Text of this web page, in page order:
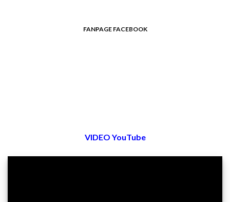
FANPAGE FACEBOOK
VIDEO YouTube